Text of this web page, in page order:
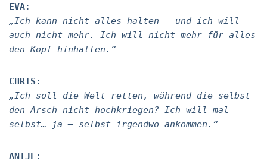
EVA:
„Ich kann nicht alles halten – und ich will
auch nicht mehr. Ich will nicht mehr für alles
den Kopf hinhalten.“
CHRIS :
„Ich soll die Welt retten, während die selbst
den Arsch nicht hochkriegen? Ich will mal
selbst… ja – selbst irgendwo ankommen.“
ANTJE :